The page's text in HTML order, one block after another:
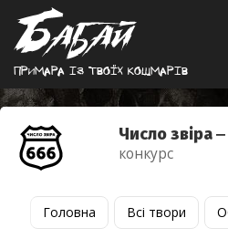
Примара iз твоїх кошмарiв
Число звіра
конкурс
Головна Всі твори